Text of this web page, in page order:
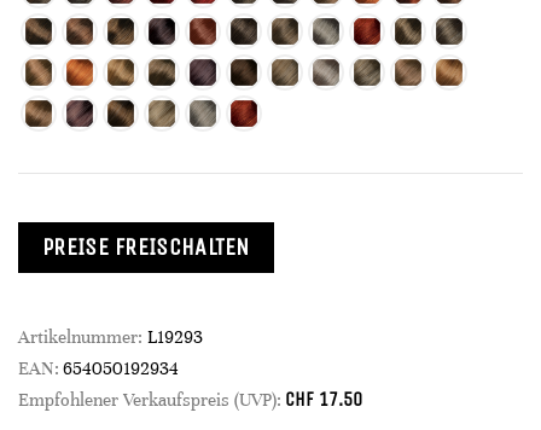
PREISE FREISCHALTEN
Artikelnummer: L19293
EAN: 654050192934
Empfohlener Verkaufspreis (UVP): CHF 17.50